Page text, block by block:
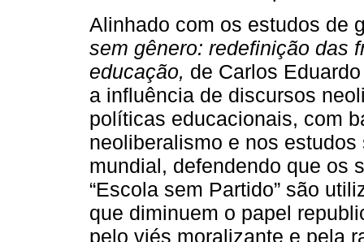
Alinhado com os estudos de
sem gênero: redefinição das
educação, de Carlos
a influência de discursos
políticas educacionais, com
neoliberalismo e nos
mundial, defendendo que os
“Escola sem Partido” são
que diminuem o papel
pelo viés moralizante e pela